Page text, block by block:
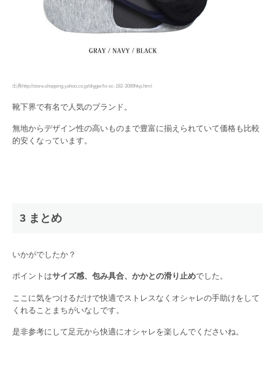
出典http://store.shopping.yahoo.co.jp/digger/lo-sc-182-3089hkp.html
靴下界で有名で人気のブランド。
無地からデザイン性の高いものまで豊富に揃えられていて価格も比較
的安くなっています。
3 まとめ
いかがでしたか？
ポイントはサイズ感、包み具合、かかとの滑り止めでした。
ここに気をつけるだけで快適でストレスなくオシャレの手助けをして
くれることまちがいなしです。
是非参考にして足元から快適にオシャレを楽しんでくださいね。